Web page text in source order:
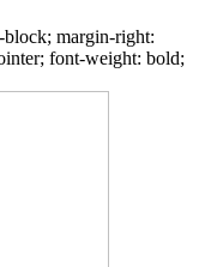
margin-right:
font-weight: bold;